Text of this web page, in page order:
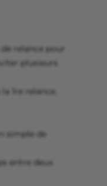
relance pour
plusieurs
1re relance.
simple de
entre deux